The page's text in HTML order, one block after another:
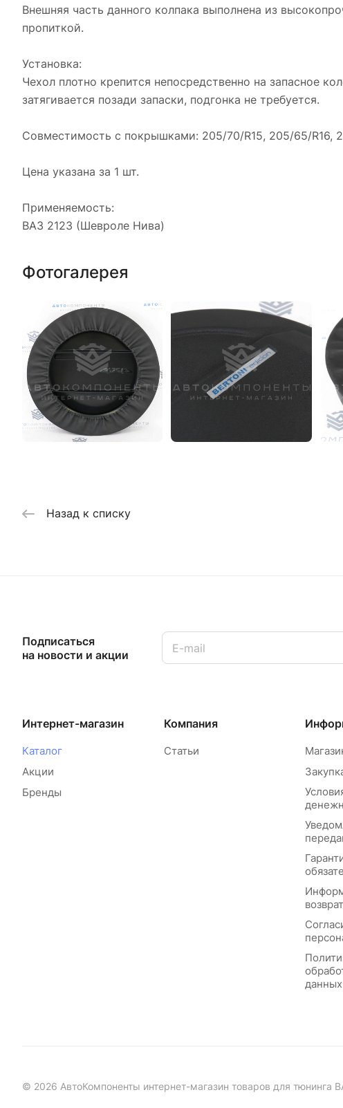
Внешняя часть данного колпака выполнена из
пропиткой.
Установка:
Чехол плотно крепится непосредственно на запасное
затягивается позади запаски, подгонка не требуется.
Совместимость с покрышками: 205/70/R15, 205/65/R16,
Цена указана за 1 шт.
Применяемость:
ВАЗ 2123 (Шевроле Нива)
Фотогалерея
Назад к списку
Подписаться
на новости и акции
Интернет-магазин
Каталог
Акции
Бренды
Компания
Статьи
данных
© 2026 АвтоКомпоненты интернет-магазин товаров для тюнинга